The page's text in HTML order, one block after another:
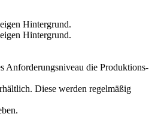
Anforderungsniveau die Produktions­
Diese werden regelmäßig